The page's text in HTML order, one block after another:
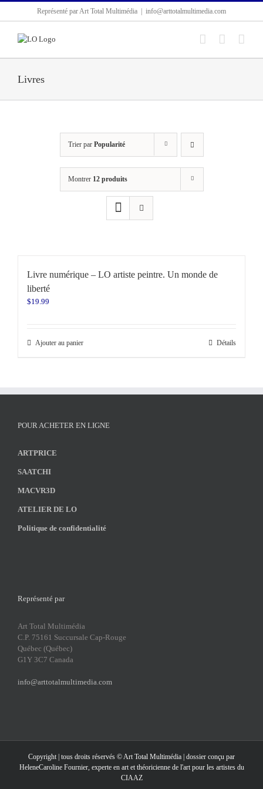
Représenté par Art Total Multimédia info@arttotalmultimedia.com
Livres
Trier par Popularité
Montrer 12 produits
Livre numérique – LO artiste peintre. Un monde de
liberté
$19.99
Ajouter au panier Détails
POUR ACHETER EN LIGNE
ARTPRICE
SAATCHI
MACVR3D
ATELIER DE LO
Politique de confidentialité
Représenté par
Art Total Multimédia
C.P. 75161 Succursale Cap-Rouge
Québec (Québec)
G1Y 3C7 Canada
info@arttotalmultimedia.com
Copyright | tous droits réservés ©Art Total Multimédia | dossier conçu par
HeleneCaroline Fournier, experte en art et théoricienne de l'art pour les artistes du
CIAAZ